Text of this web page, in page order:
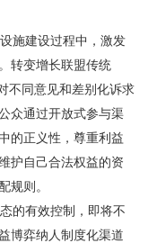
施建设过程中，激发
转变增长联盟传统
不同意见和差别化诉求
众通过开放式参与渠
的正义性，尊重利益
护自己合法权益的资
规则。
的有效控制，即将不
博弈纳人制度化渠道